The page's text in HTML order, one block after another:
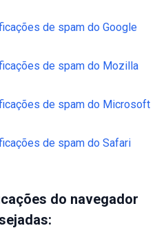
de spam do Google
de spam do Mozilla
de spam do Microsoft
de spam do Safari
do navegador